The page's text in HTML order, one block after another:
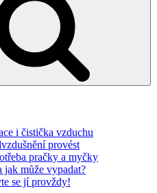
i čistička vzduchu
provést
pračky a myčky
jak může vypadat?
se jí provždy!